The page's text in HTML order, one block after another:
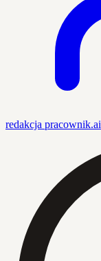
redakcja pracownik.ai